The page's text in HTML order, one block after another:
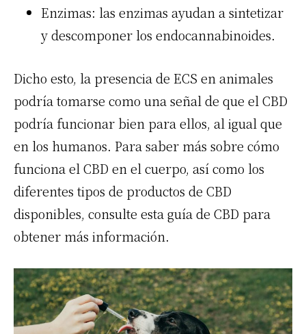
Enzimas: las enzimas ayudan a sintetizar
y descomponer los endocannabinoides.
Dicho esto, la presencia de ECS en animales
podría tomarse como una señal de que el CBD
podría funcionar bien para ellos, al igual que
en los humanos. Para saber más sobre cómo
funciona el CBD en el cuerpo, así como los
diferentes tipos de productos de CBD
disponibles, consulte esta guía de CBD para
obtener más información.